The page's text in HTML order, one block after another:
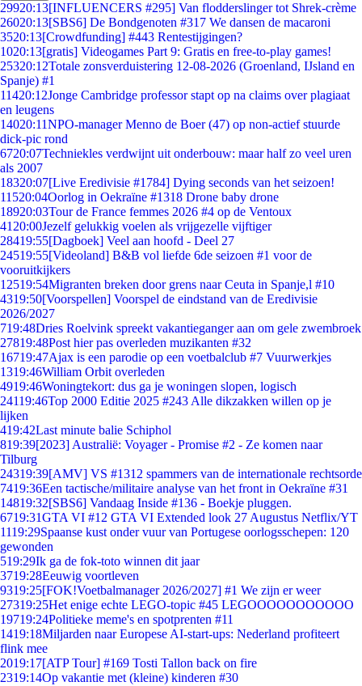
29920:13[INFLUENCERS #295] Van flodderslinger tot Shrek-crème
26020:13[SBS6] De Bondgenoten #317 We dansen de macaroni
3520:13[Crowdfunding] #443 Rentestijgingen?
1020:13[gratis] Videogames Part 9: Gratis en free-to-play games!
25320:12Totale zonsverduistering 12-08-2026 (Groenland, IJsland en
Spanje) #1
11420:12Jonge Cambridge professor stapt op na claims over plagiaat
en leugens
14020:11NPO-manager Menno de Boer (47) op non-actief stuurde
dick-pic rond
6720:07Techniekles verdwijnt uit onderbouw: maar half zo veel uren
als 2007
18320:07[Live Eredivisie #1784] Dying seconds van het seizoen!
11520:04Oorlog in Oekraïne #1318 Drone baby drone
18920:03Tour de France femmes 2026 #4 op de Ventoux
41 20:00Jezelf gelukkig voelen als vrijgezelle vijftiger
28419:55[Dagboek] Veel aan hoofd - Deel 27
24519:55[Videoland] B&B vol liefde 6de seizoen #1 voor de
vooruitkijkers
12519:54Migranten breken door grens naar Ceuta in Spanje,l #10
4319:50[Voorspellen] Voorspel de eindstand van de Eredivisie
2026/2027
719:48Dries Roelvink spreekt vakantieganger aan om gele zwembroek
27819:48Post hier pas overleden muzikanten #32
16719:47Ajax is een parodie op een voetbalclub #7 Vuurwerkjes
1319:46William Orbit overleden
4919:46Woningtekort: dus ga je woningen slopen, logisch
24119:46Top 2000 Editie 2025 #243 Alle dikzakken willen op je
lijken
419:42Last minute balie Schiphol
819:39[2023] Australië: Voyager - Promise #2 - Ze komen naar
Tilburg
24319:39[AMV] VS #1312 spammers van de internationale rechtsorde
7419:36Een tactische/militaire analyse van het front in Oekraïne #31
14819:32[SBS6] Vandaag Inside #136 - Boekje pluggen.
6719:31GTA VI #12 GTA VI Extended look 27 Augustus Netflix/YT
1119:29Spaanse kust onder vuur van Portugese oorlogsschepen: 120
gewonden
519:29Ik ga de fok-toto winnen dit jaar
3719:28Eeuwig voortleven
9319:25[FOK!Voetbalmanager 2026/2027] #1 We zijn er weer
27319:25Het enige echte LEGO-topic #45 LEGOOOOOOOOOOO
19719:24Politieke meme's en spotprenten #11
1419:18Miljarden naar Europese AI-start-ups: Nederland profiteert
flink mee
2019:17[ATP Tour] #169 Tosti Tallon back on fire
2319:14Op vakantie met (kleine) kinderen #30